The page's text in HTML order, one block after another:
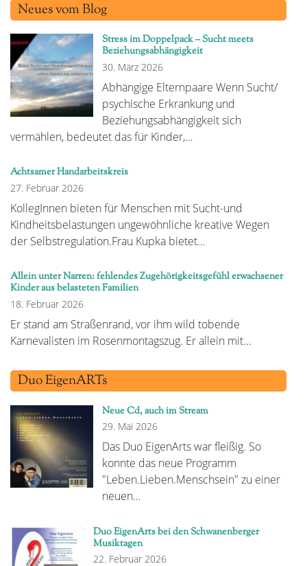
Neues vom Blog
Stress im Doppelpack – Sucht meets
Beziehungsabhängigkeit
30. März 2026
Abhängige Elternpaare Wenn Sucht/
psychische Erkrankung und
Beziehungsabhängigkeit sich
vermählen, bedeutet das für Kinder,…
Achtsamer Handarbeitskreis
27. Februar 2026
KollegInnen bieten für Menschen mit Sucht-und
Kindheitsbelastungen ungewöhnliche kreative Wegen
der Selbstregulation.Frau Kupka bietet…
Allein unter Narren: fehlendes Zugehörigkeitsgefühl erwachsener
Kinder aus belasteten Familien
18. Februar 2026
Er stand am Straßenrand, vor ihm wild tobende
Karnevalisten im Rosenmontagszug. Er allein mit…
Duo EigenARTs
Neue Cd, auch im Stream
29. Mai 2026
Das Duo EigenArts war fleißig. So
konnte das neue Programm
"Leben.Lieben.Menschsein" zu einer
neuen…
Duo EigenArts bei den Schwanenberger
Musiktagen
22. Februar 2026